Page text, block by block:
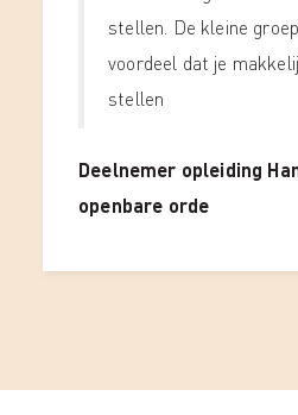
stellen. De kleine
voordeel dat je
stellen
Deelnemer opleiding
openbare orde